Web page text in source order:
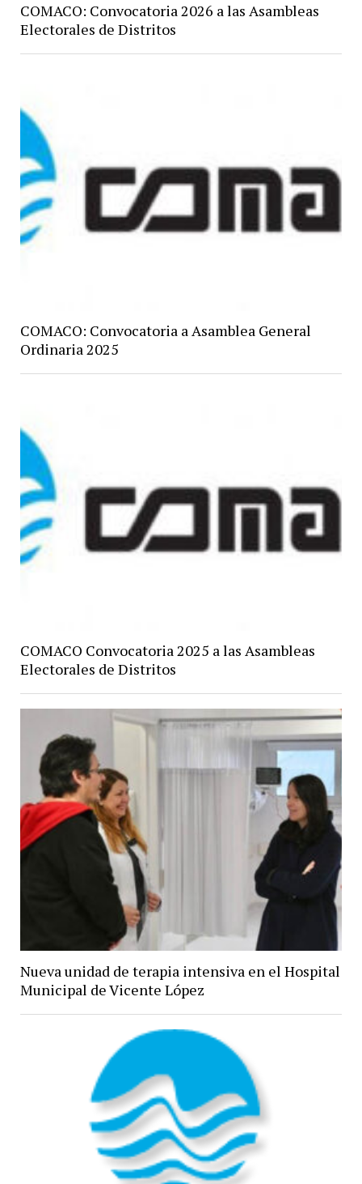
COMACO: Convocatoria 2026 a las Asambleas
Electorales de Distritos
COMACO: Convocatoria a Asamblea General
Ordinaria 2025
COMACO Convocatoria 2025 a las Asambleas
Electorales de Distritos
Nueva unidad de terapia intensiva en el Hospital
Municipal de Vicente López